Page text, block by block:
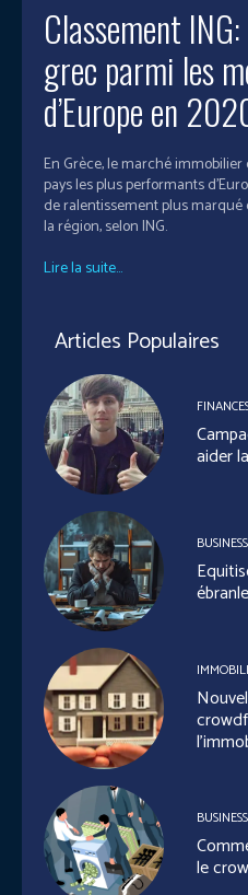
Classement
grec parmi les
d’Europe en
En Grèce, le marché
pays les plus performants
de ralentissement plus
la région, selon ING.
Lire la suite...
Articles Populaires
aider
BUSINESS
BUSINESS
le